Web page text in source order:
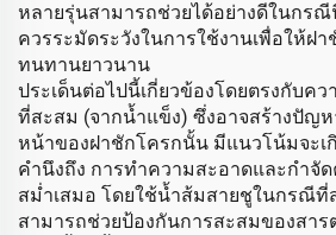
หลายรุ่นสามารถช่วยได้อย่างดีในกร
ควรระมัดระวังในการใช้งานเพื่อให้ฝ
ทนทานยาวนาน
ประเด็นต่อไปนี้เกี่ยวข้องโดยตรงกับคว
ที่สะสม (จากน้ำแข็ง) ซึ่งอาจสร้างปัญ
หน้าของฝาชักโครกนั้น มีแนวโน้มจะเ
คำนึงถึง การทำความสะอาดและกำจั
สม่ำเสมอ โดยใช้น้ำส้มสายชูในกรณีที่
สามารถช่วยป้องกันการสะสมของสาร